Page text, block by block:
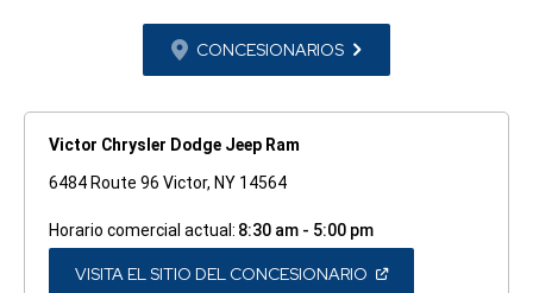
CONCESIONARIOS
Victor Chrysler Dodge Jeep Ram
6484 Route 96 Victor, NY 14564
Horario comercial actual: 8:30 am - 5:00 pm
VISITA EL SITIO DEL CONCESIONARIO(ABRIR